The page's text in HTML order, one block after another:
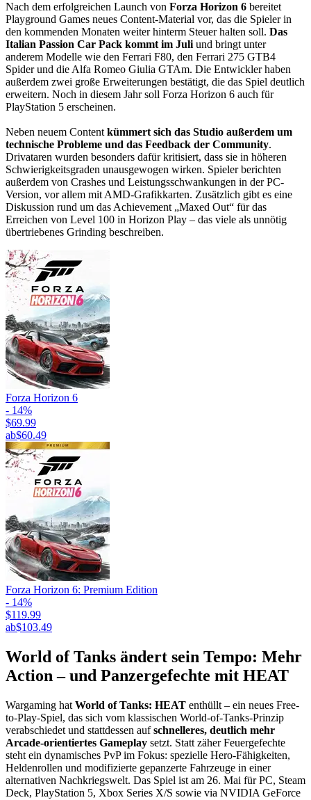
Nach dem erfolgreichen Launch von Forza Horizon 6 bereitet
Playground Games neues Content-Material vor, das die Spieler in
den kommenden Monaten weiter hinterm Steuer halten soll. Das
Italian Passion Car Pack kommt im Juliund bringt unter
anderem Modelle wie den Ferrari F80, den Ferrari 275 GTB4
Spider und die Alfa Romeo Giulia GTAm. Die Entwickler haben
außerdem zwei große Erweiterungen bestätigt, die das Spiel deutlich
erweitern. Noch in diesem Jahr soll Forza Horizon 6 auch für
PlayStation 5 erscheinen.
Neben neuem Contentkümmert sich das Studio außerdem um
technische Probleme und das Feedback der Community.
Drivataren wurden besonders dafür kritisiert, dass sie in höheren
Schwierigkeitsgraden unausgewogen wirken. Spieler berichten
außerdem von Crashes und Leistungsschwankungen in der PC-
Version, vor allem mit AMD-Grafikkarten. Zusätzlich gibt es eine
Diskussion rund um das Achievement „Maxed Out“ für das
Erreichen von Level 100 in Horizon Play – das viele als unnötig
übertriebenes Grinding beschreiben.
Forza Horizon 6
- 14%
$69.99
ab$60.49
Forza Horizon 6: Premium Edition
- 14%
$119.99
ab$103.49
World of Tanks ändert sein Tempo: Mehr
Action – und Panzergefechte mit HEAT
Wargaming hat World of Tanks: HEAT enthüllt – ein neues Free-
to-Play-Spiel, das sich vom klassischen World-of-Tanks-Prinzip
verabschiedet und stattdessen aufschnelleres, deutlich mehr
Arcade-orientiertes Gameplay setzt. Statt zäher Feuergefechte
steht ein dynamisches PvP im Fokus: spezielle Hero-Fähigkeiten,
Heldenrollen und modifizierte gepanzerte Fahrzeuge in einer
alternativen Nachkriegswelt. Das Spiel ist am 26. Mai für PC, Steam
Deck, PlayStation 5, Xbox Series X/S sowie via NVIDIA GeForce